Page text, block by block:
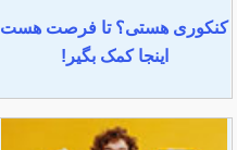
کنکوری هستی؟ تا فرصت هست
اینجا کمک بگیر!